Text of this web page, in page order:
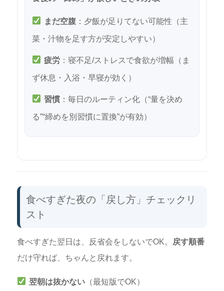
まだ空腹 ：夕飯が足りてない可能性（主
菜・汁物を足す方が安定しやすい）
疲労 ：寝不足/ストレスで食欲が増幅（ま
ず休息・入浴・早寝が効く）
習慣 ：毎日のルーティン化（“量を決め
る”“締めを別習慣に置換”が有効）
食べすぎた夜の「戻し方」チェックリ
スト
食べすぎた翌日は、反省会をしないでOK。
戻す順番
だけ守れば、ちゃんと戻れます。
翌朝は抜かない （最短版でOK）